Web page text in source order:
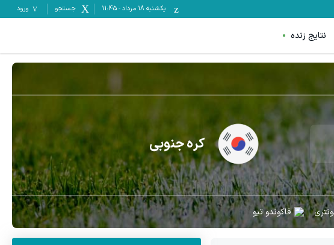
یکشنبه ۱۸ مرداد -
11:45 جستجو ورود
نتایج زنده
کره جنوبی
فاکوندو تیو